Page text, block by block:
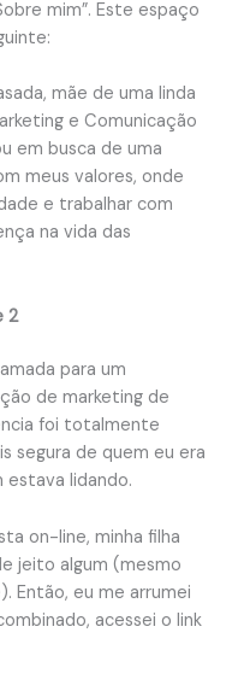
mim”. Este espaço
mãe de uma linda
e Comunicação
em busca de uma
meus valores, onde
e trabalhar com
na vida das
2
para um
de marketing de
foi totalmente
segura de quem eu era
estava lidando.
on-line, minha filha
jeito algum (mesmo
Então, eu me arrumei
acessei o link